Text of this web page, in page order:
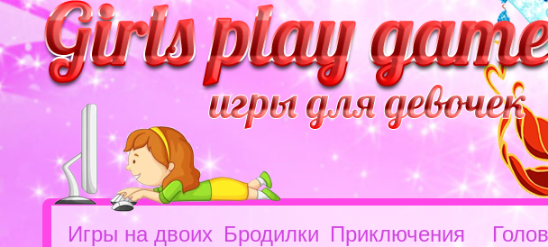
Игры на двоих Бродилки Приключения